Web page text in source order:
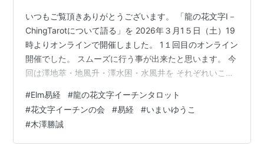
いつもご覧頂きありがとうございます。 「龍の花文字I－
ChingTarotについて語る」を 2026年３月1５日（土）19
時よりオンラインで開催しました。 1１回目のオンライン
開催でした。 スムーズに行う事が出来たと思います。 今
回は澤地萃・地風升・澤水困・水風井を それぞれいこ先
ドの絵柄の花文字に込めた意味を、 木澤先生からはそれ
ぞれの卦の解説がされました。 毎回の4つのカードの読
み解きコーナーも健在です。 今回も読み解きして頂きま
した。 読み解きのコーナーも恒例の 大喜利みたいな感じ
#Elm易経 #龍の花文字イーチンタロット
#花文字イーチンの会 #易経 #いまいゆうこ
#木澤勝誠